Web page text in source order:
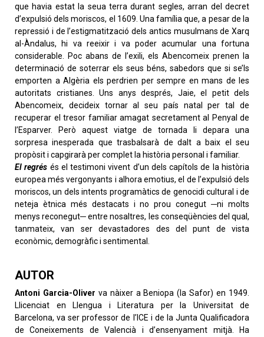
que havia estat la seua terra durant segles, arran del decret
d’expulsió dels moriscos, el 1609. Una família que, a pesar de la
repressió i de l’estigmatització dels antics musulmans de Xarq
al-Àndalus, hi va reeixir i va poder acumular una fortuna
considerable. Poc abans de l’exili, els Abencomeix prenen la
determinació de soterrar els seus béns, sabedors que si se’ls
emporten a Algèria els perdrien per sempre en mans de les
autoritats cristianes. Uns anys després, Jaie, el petit dels
Abencomeix, decideix tornar al seu país natal per tal de
recuperar el tresor familiar amagat secretament al Penyal de
l’Esparver. Però aquest viatge de tornada li depara una
sorpresa inesperada que trasbalsarà de dalt a baix el seu
propòsit i capgirarà per complet la història personal i familiar.
El regrés és el testimoni vivent d’un dels capítols de la història
europea més vergonyants i alhora emotius, el de l’expulsió dels
moriscos, un dels intents programàtics de genocidi cultural i de
neteja ètnica més destacats i no prou conegut ─ni molts
menys reconegut─ entre nosaltres, les conseqüències del qual,
tanmateix, van ser devastadores des del punt de vista
econòmic, demogràfic i sentimental.
AUTOR
Antoni Garcia-Oliver va nàixer a Beniopa (la Safor) en 1949.
Llicenciat en Llengua i Literatura per la Universitat de
Barcelona, va ser professor de l’ICE i de la Junta Qualificadora
de Coneixements de Valencià i d’ensenyament mitjà. Ha